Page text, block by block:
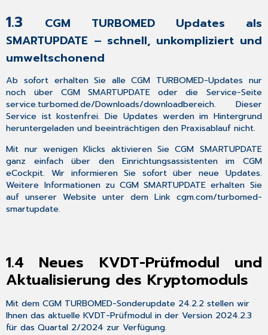
Aktualisierung
des
Kryptomoduls
1.5
die
durch
das
Update
erfolgt
1.6
CGM
TURBOMED-
YouTube-
Kanal
2
Änderungen
Aktualisierung
der
EBM-
1.3
CGM TURBOMED Updates als
SMARTUPDATE – schnell, unkompliziert und
umweltschonend
Ab sofort erhalten Sie alle CGM TURBOMED-Updates nur
noch über CGM SMARTUPDATE oder die Service-Seite
service.turbomed.de/Downloads/downloadbereich. Dieser
Service ist kostenfrei. Die Updates werden im Hintergrund
heruntergeladen und beeinträchtigen den Praxisablauf nicht.
Mit nur wenigen Klicks aktivieren Sie CGM SMARTUPDATE
ganz einfach über den Einrichtungsassistenten im CGM
eCockpit. Wir informieren Sie sofort über neue Updates.
Weitere Informationen zu CGM SMARTUPDATE erhalten Sie
auf unserer Website unter dem Link cgm.com/turbomed-
smartupdate.
1.4
Neues KVDT-Prüfmodul und
Aktualisierung des Kryptomoduls
Mit dem CGM TURBOMED-Sonderupdate 24.2.2 stellen wir
Ihnen das aktuelle KVDT-Prüfmodul in der Version 2024.2.3
für das Quartal 2/2024 zur Verfügung.